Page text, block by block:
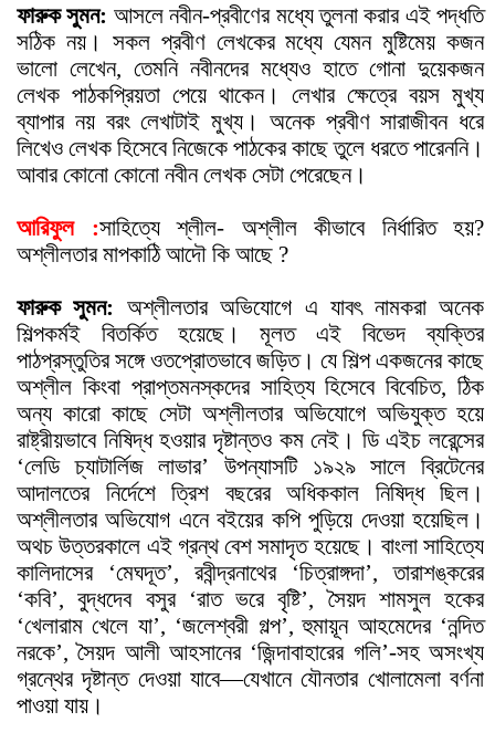
ফারুক সুমন: আসলে নবীন-প্রবীণের মধ্যে তুলনা করার এই পদ্ধতি
সঠিক নয়। সকল প্রবীণ লেখকের মধ্যে যেমন মুষ্টিমেয় কজন
ভালো লেখেন, তেমনি নবীনদের মধ্যেও হাতে গোনা দুয়েকজন
লেখক পাঠকপ্রিয়তা পেয়ে থাকেন। লেখার ক্ষেত্রে বয়স মুখ্য
ব্যাপার নয় বরং লেখাটাই মুখ্য। অনেক প্রবীণ সারাজীবন ধরে
লিখেও লেখক হিসেবে নিজেকে পাঠকের কাছে তুলে ধরতে পারেননি।
আবার কোনো কোনো নবীন লেখক সেটা পেরেছেন।
আরিফুল :সাহিত্যে শ্লীল- অশ্লীল কীভাবে নির্ধারিত হয়?
অশ্লীলতার মাপকাঠি আদৌ কি আছে ?
ফারুক সুমন: অশ্লীলতার অভিযোগে এ যাবৎনামকরা অনেক
শিল্পকর্মই বিতর্কিত হয়েছে। মূলত এই বিভেদ ব্যক্তির
পাঠপ্রস্তুতির সঙ্গে ওতপ্রোতভাবে জড়িত। যে শিল্প একজনের কাছে
অশ্লীল কিংবা প্রাপ্তমনস্কদের সাহিত্য হিসেবে বিবেচিত, ঠিক
অন্য কারো কাছে সেটা অশ্লীলতার অভিযোগে অভিযুক্ত হয়ে
রাষ্ট্রীয়ভাবে নিষিদ্ধ হওয়ার দৃষ্টান্তও কম নেই। ডি এইচ লরেন্সের
‘লেডি চ্যাটার্লিজ লাভার’ উপন্যাসটি ১৯২৯ সালে ব্রিটেনের
আদালতের নির্দেশে ত্রিশ বছরের অধিককাল নিষিদ্ধ ছিল।
অশ্লীলতার অভিযোগ এনে বইয়ের কপি পুড়িয়ে দেওয়া হয়েছিল।
অথচ উত্তরকালে এই গ্রন্থ বেশ সমাদৃত হয়েছে। বাংলা সাহিত্যে
কালিদাসের ‘মেঘদূত’, রবীন্দ্রনাথের ‘চিত্রাঙ্গদা’, তারাশঙ্করের
‘কবি’, বুদ্ধদেব বসুর ‘রাত ভরে বৃষ্টি’, সৈয়দ শামসুল হকের
‘খেলারাম খেলে যা’, ‘জলেশ্বরী গল্প’, হুমায়ূন আহমেদের ‘নন্দিত
নরকে’, সৈয়দ আলী আহসানের ‘জিন্দাবাহারের গলি’-সহ অসংখ্য
গ্রন্থের দৃষ্টান্ত দেওয়া যাবে—যেখানে যৌনতার খোলামেলা বর্ণনা
পাওয়া যায়।